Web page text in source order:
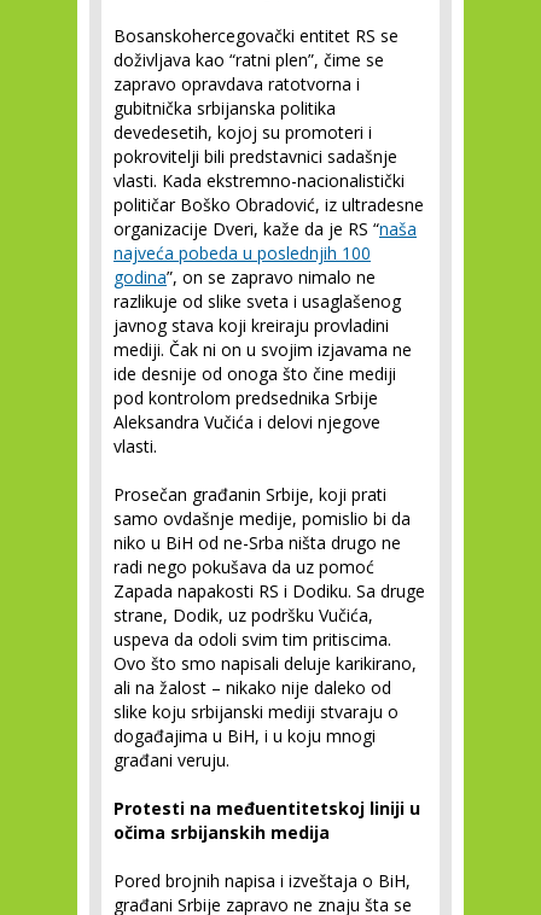
Bosanskohercegovački entitet RS se
doživljava kao “ratni plen”, čime se
zapravo opravdava ratotvorna i
gubitnička srbijanska politika
devedesetih, kojoj su promoteri i
pokrovitelji bili predstavnici sadašnje
vlasti. Kada ekstremno-nacionalistički
političar Boško Obradović, iz ultradesne
organizacije Dveri, kaže da je RS “naša
najveća pobeda u poslednjih 100
godina”, on se zapravo nimalo ne
razlikuje od slike sveta i usaglašenog
javnog stava koji kreiraju provladini
mediji. Čak ni on u svojim izjavama ne
ide desnije od onoga što čine mediji
pod kontrolom predsednika Srbije
Aleksandra Vučića i delovi njegove
vlasti.
Prosečan građanin Srbije, koji prati
samo ovdašnje medije, pomislio bi da
niko u BiH od ne-Srba ništa drugo ne
radi nego pokušava da uz pomoć
Zapada napakosti RS i Dodiku. Sa druge
strane, Dodik, uz podršku Vučića,
uspeva da odoli svim tim pritiscima.
Ovo što smo napisali deluje karikirano,
ali na žalost – nikako nije daleko od
slike koju srbijanski mediji stvaraju o
događajima u BiH, i u koju mnogi
građani veruju.
Protesti na međuentitetskoj liniji u
očima srbijanskih medija
Pored brojnih napisa i izveštaja o BiH,
građani Srbije zapravo ne znaju šta se